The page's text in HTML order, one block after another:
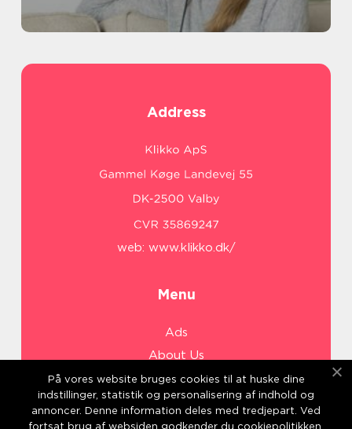
Address
web: www.klikko.dk/
Menu
Ads
About Us
Cookies
Contact
Sitemap
På vores website bruges cookies til at huske dine
indstillinger, statistik og personalisering af indhold og
annoncer. Denne information deles med tredjepart. Ved
fortsat brug af websiden godkender du cookiepolitikken.